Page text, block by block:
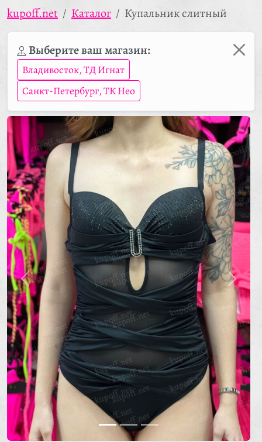
kupoff.net Каталог Купальник слитный
Выберите ваш магазин:
Владивосток, ТД Игнат
Санкт-Петербург, ТК Нео